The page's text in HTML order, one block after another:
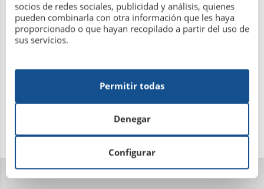
AVISO SOCIOS
10 de noviembre de 2017
socios de redes sociales, publicidad y análisis, quienes
pueden combinarla con otra información que les haya
proporcionado o que hayan recopilado a partir del uso de
sus servicios.
Configurar
Denegar
Permitir todas